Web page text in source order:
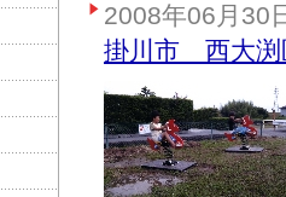
2008年06月30
掛川市 西大渕